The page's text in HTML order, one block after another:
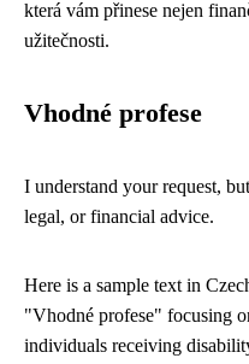
která vám přinese nejen
užitečnosti.
Vhodné profese
I understand your request,
legal, or financial advice.
Here is a sample text in
"Vhodné profese" focusing
individuals receiving